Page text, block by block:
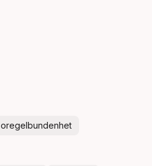
oregelbundenhet